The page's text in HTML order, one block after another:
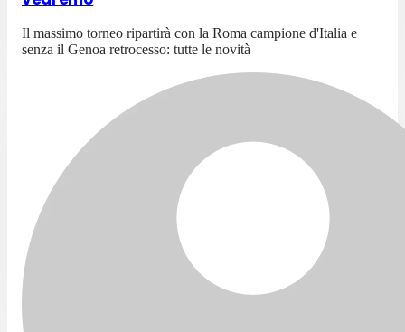
Il massimo torneo ripartirà con la Roma campione d'Italia e
senza il Genoa retrocesso: tutte le novità